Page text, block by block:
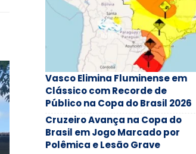
Vasco Elimina Fluminense em
Clássico com Recorde de
Público na Copa do Brasil 2026
Cruzeiro Avança na Copa do
Brasil em Jogo Marcado por
Polêmica e Lesão Grave